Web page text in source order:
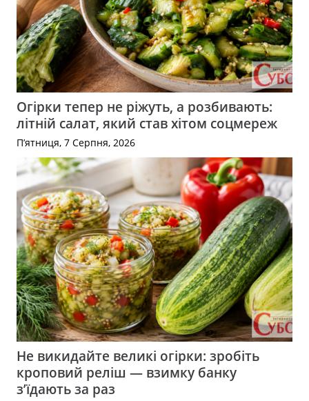
Огірки тепер не ріжуть, а розбивають:
літній салат, який став хітом соцмереж
П’ятниця, 7 Серпня, 2026
Не викидайте великі огірки: зробіть
кроповий реліш — взимку банку
з’їдають за раз